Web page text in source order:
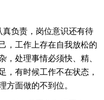
负责，岗位意识还有待
，工作上存在自我放松的
，处理事情必须快、精、
，有时候工作不在状态，
方面做的不到位。